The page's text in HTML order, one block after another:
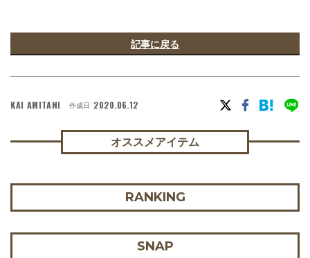
記事に戻る
KAI AMITANI 作成日 2020.06.12
オススメアイテム
RANKING
SNAP